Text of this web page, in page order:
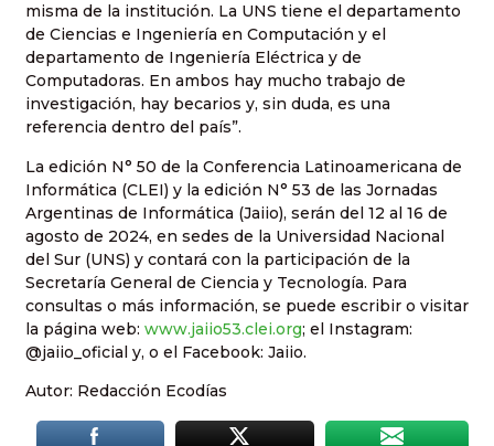
misma de la institución. La UNS tiene el departamento
de Ciencias e Ingeniería en Computación y el
departamento de Ingeniería Eléctrica y de
Computadoras. En ambos hay mucho trabajo de
investigación, hay becarios y, sin duda, es una
referencia dentro del país”.
La edición N° 50 de la Conferencia Latinoamericana de
Informática (CLEI) y la edición N° 53 de las Jornadas
Argentinas de Informática (Jaiio), serán del 12 al 16 de
agosto de 2024, en sedes de la Universidad Nacional
del Sur (UNS) y contará con la participación de la
Secretaría General de Ciencia y Tecnología. Para
consultas o más información, se puede escribir o visitar
la página web: www.jaiio53.clei.org; el Instagram:
@jaiio_oficial y, o el Facebook: Jaiio.
Autor: Redacción Ecodías